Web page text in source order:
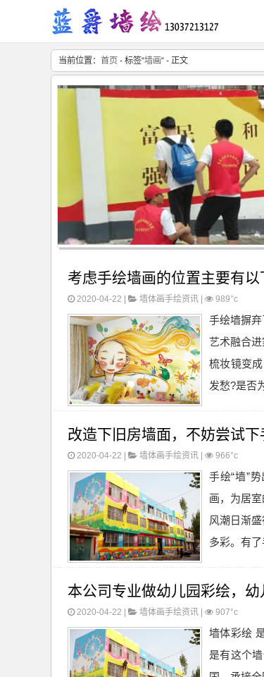
当前位置： 首页 - 标签“墙画“ - 正文
考虑手绘墙画的位置主要有
2020-04-22 | 墙体画手绘资讯 | 989°c
手绘墙摒
艺术融合
梳妆镜变
发愁?是否
改造下旧房墙面，不妨尝试下
2020-04-22 | 墙体画手绘资讯 | 966°c
手绘“墙”
画，为居
风潮日渐
多彩。有
本公司专业做幼儿园彩绘，幼
2020-04-22 | 墙体画手绘资讯 | 907°c
墙体彩绘
是有这个